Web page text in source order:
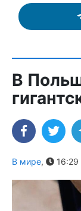
В
В мире, 16:29